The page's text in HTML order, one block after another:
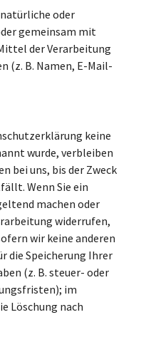
oder
gemeinsam mit
der Verarbeitung
(z. B. Namen, E-Mail-
keine
wurde, verbleiben
bei uns, bis der Zweck
Wenn Sie ein
machen oder
widerrufen,
wir keine anderen
die Speicherung Ihrer
(z. B. steuer- oder
im
Löschung nach